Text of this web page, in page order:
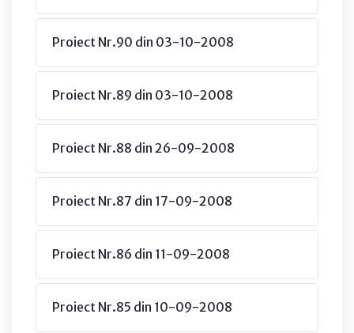
Proiect Nr.90 din 03-10-2008
Proiect Nr.89 din 03-10-2008
Proiect Nr.88 din 26-09-2008
Proiect Nr.87 din 17-09-2008
Proiect Nr.86 din 11-09-2008
Proiect Nr.85 din 10-09-2008